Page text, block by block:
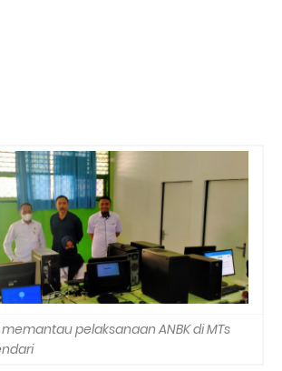
pelaksanaan ANBK di MTs